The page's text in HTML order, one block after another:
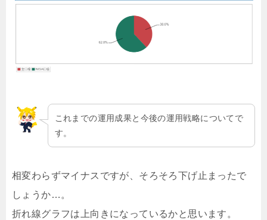
これまでの運用成果と今後の運用戦略についてで
す。
相変わらずマイナスですが、そろそろ下げ止まったで
しょうか…。
折れ線グラフは上向きになっているかと思います。